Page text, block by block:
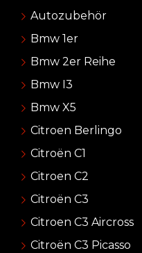
Autozubehör
Bmw 1er
Bmw 2er Reihe
Bmw I3
Bmw X5
Citroen Berlingo
Citroën C1
Citroen C2
Citroën C3
Citroen C3 Aircross
Citroën C3 Picasso